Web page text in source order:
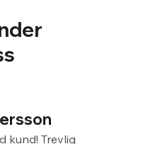
kund! Trevlig